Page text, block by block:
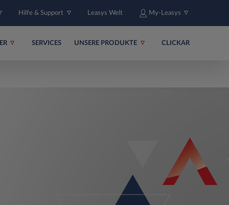
Hilfe & Support Leasys Welt My-Leasys
SERVICES UNSERE PRODUKTE CLICKAR